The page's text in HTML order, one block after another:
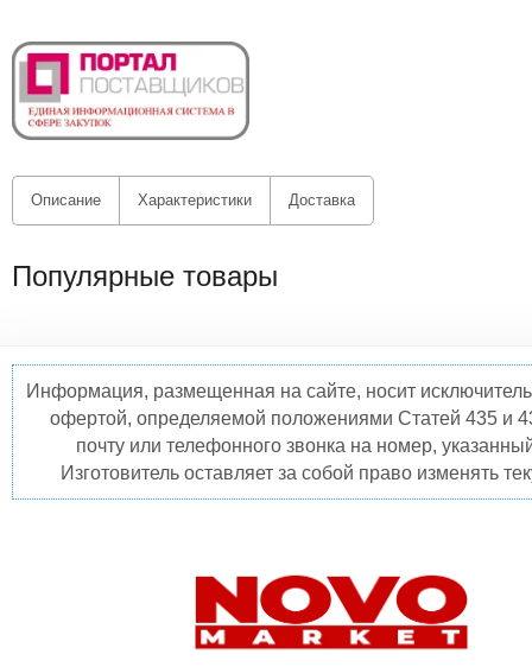
Описание Характеристики Доставка
Популярные товары
Информация, размещенная на сайте, носит
офертой, определяемой положениями Статей 435 и
почту или телефонного звонка на номер,
Изготовитель оставляет за собой право изменять